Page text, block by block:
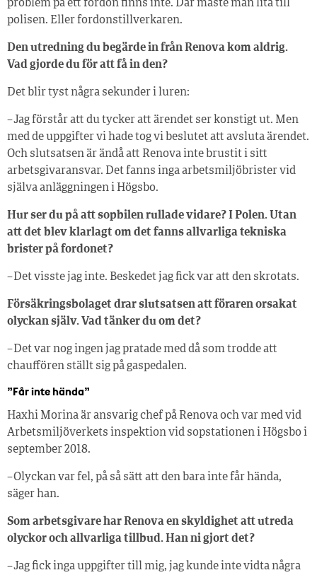
problem på ett fordon finns inte. Där måste man lita till
polisen. Eller fordonstillverkaren.
Den utredning du begärde in från Renova kom aldrig.
Vad gjorde du för att få in den?
Det blir tyst några sekunder i luren:
– Jag förstår att du tycker att ärendet ser konstigt ut. Men
med de uppgifter vi hade tog vi beslutet att avsluta ärendet.
Och slutsatsen är ändå att Renova inte brustit i sitt
arbetsgivaransvar. Det fanns inga arbetsmiljöbrister vid
själva anläggningen i Högsbo.
Hur ser du på att sopbilen rullade vidare? I Polen. Utan
att det blev klarlagt om det fanns allvarliga tekniska
brister på fordonet?
– Det visste jag inte. Beskedet jag fick var att den skrotats.
Försäkringsbolaget drar slutsatsen att föraren orsakat
olyckan själv. Vad tänker du om det?
– Det var nog ingen jag pratade med då som trodde att
chauffören ställt sig på gaspedalen.
”Får inte hända”
Haxhi Morina är ansvarig chef på Renova och var med vid
Arbetsmiljöverkets inspektion vid sopstationen i Högsbo i
september 2018.
– Olyckan var fel, på så sätt att den bara inte får hända,
säger han.
Som arbetsgivare har Renova en skyldighet att utreda
olyckor och allvarliga tillbud. Han ni gjort det?
– Jag fick inga uppgifter till mig, jag kunde inte vidta några